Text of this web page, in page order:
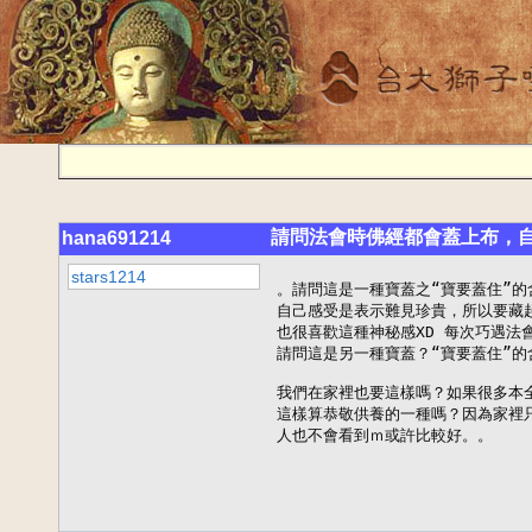
hana691214 請問法會時佛經都會蓋上布，
stars1214
。請問這是一種寶蓋之“寶要蓋住”的
自己感受是表示難見珍貴，所以要藏
也很喜歡這種神秘感XD 每次巧遇法
請問這是另一種寶蓋？“寶要蓋住”的
我們在家裡也要這樣嗎？如果很多
這樣算恭敬供養的一種嗎？因為家
人也不會看到ｍ或許比較好。。